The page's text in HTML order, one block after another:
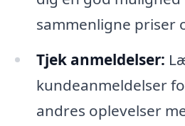
sammenligne priser
Tjek anmeldelser:
kundeanmeldelser
andres oplevelser